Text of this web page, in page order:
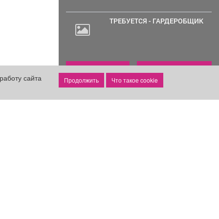
ТРЕБУЕТСЯ - ГАРДЕРОБЩИК
реклама
сайта
Что такое cookie